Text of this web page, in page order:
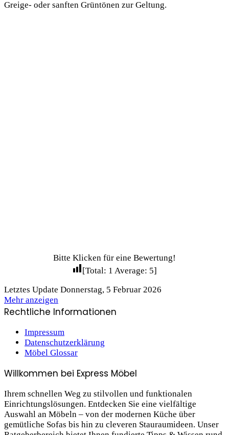
Greige- oder sanften Grüntönen zur Geltung.
Bitte Klicken für eine Bewertung!
[Total: 1 Average: 5]
Letztes Update Donnerstag, 5 Februar 2026
Mehr anzeigen
Rechtliche Informationen
Impressum
Datenschutzerklärung
Möbel Glossar
Willkommen bei Express Möbel
Ihrem schnellen Weg zu stilvollen und funktionalen
Einrichtungslösungen. Entdecken Sie eine vielfältige
Auswahl an Möbeln – von der modernen Küche über
gemütliche Sofas bis hin zu cleveren Stauraum­ideen. Unser